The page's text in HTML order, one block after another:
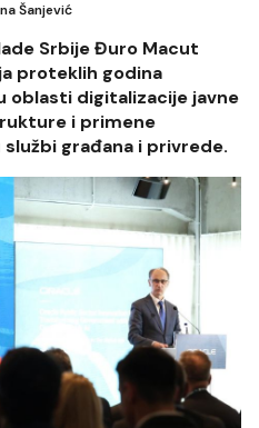
Šanjević
Srbije Đuro Macut
proteklih godina
oblasti digitalizacije javne
i primene
građana i privrede.